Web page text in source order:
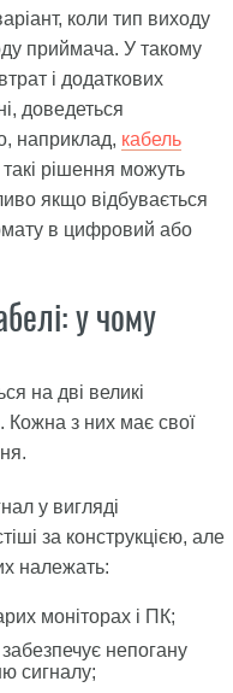
коли тип виходу
приймача. У такому
і додаткових
доведеться
наприклад, кабель
рішення можуть
якщо відбувається
в цифровий або
у чому
на дві великі
Кожна з них має свої
у вигляді
за конструкцією, але
належать:
моніторах і ПК;
непогану
сигналу;